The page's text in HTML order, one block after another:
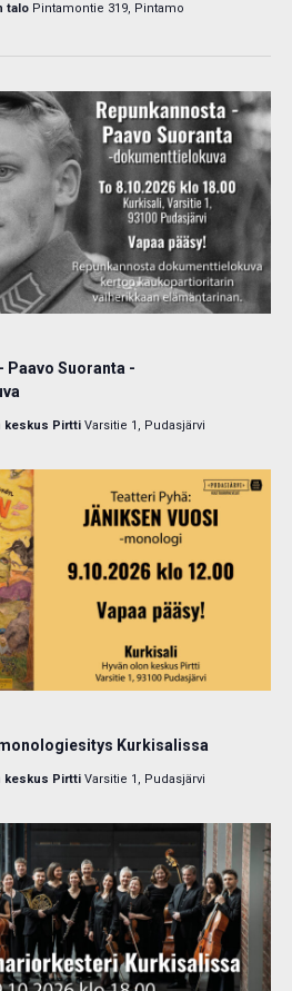
talo Pintamontie 319, Pintamo
Paavo Suoranta -
keskus Pirtti Varsitie 1, Pudasjärvi
Kurkisalissa
keskus Pirtti Varsitie 1, Pudasjärvi